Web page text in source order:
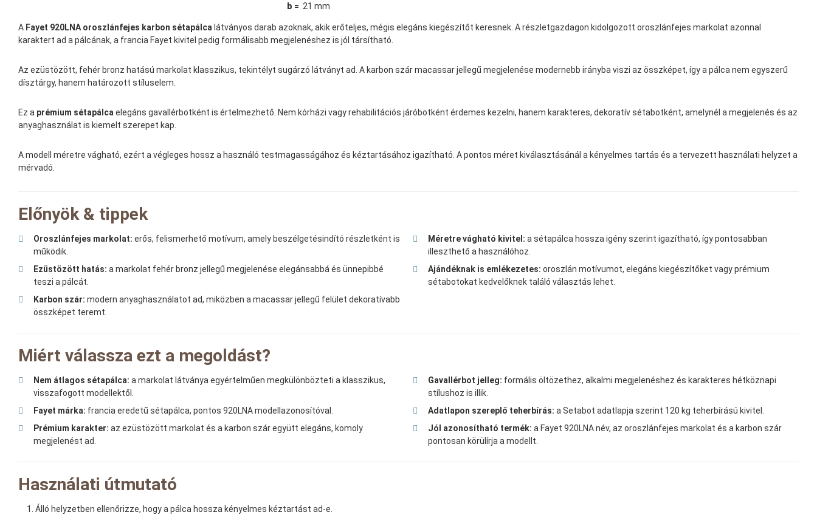
b = 21 mm
A Fayet 920LNA oroszlánfejes karbon sétapálca látványos darab azoknak, akik erőteljes, mégis elegáns kiegészítőt keresnek. A részletgazdagon kidolgozott oroszlánfejes markolat azonnal
karaktert ad a pálcának, a francia Fayet kivitel pedig formálisabb megjelenéshez is jól társítható.
Az ezüstözött, fehér bronz hatású markolat klasszikus, tekintélyt sugárzó látványt ad. A karbon szár macassar jellegű megjelenése modernebb irányba viszi az összképet, így a pálca nem egyszerű
dísztárgy, hanem határozott stíluselem.
Ez a prémium sétapálca elegáns gavallérbotként is értelmezhető. Nem kórházi vagy rehabilitációs járóbotként érdemes kezelni, hanem karakteres, dekoratív sétabotként, amelynél a megjelenés és az
anyaghasználat is kiemelt szerepet kap.
A modell méretre vágható, ezért a végleges hossz a használó testmagasságához és kéztartásához igazítható. A pontos méret kiválasztásánál a kényelmes tartás és a tervezett használati helyzet a
mérvadó.
Előnyök & tippek
Oroszlánfejes markolat: erős, felismerhető motívum, amely beszélgetésindító részletként is
működik.
Ezüstözött hatás: a markolat fehér bronz jellegű megjelenése elegánsabbá és ünnepibbé
teszi a pálcát.
Karbon szár: modern anyaghasználatot ad, miközben a macassar jellegű felület dekoratívabb
összképet teremt.
Méretre vágható kivitel: a sétapálca hossza igény szerint igazítható, így pontosabban
illeszthető a használóhoz.
Ajándéknak is emlékezetes: oroszlán motívumot, elegáns kiegészítőket vagy prémium
sétabotokat kedvelőknek találó választás lehet.
Miért válassza ezt a megoldást?
Nem átlagos sétapálca: a markolat látványa egyértelműen megkülönbözteti a klasszikus,
visszafogott modellektől.
Fayet márka: francia eredetű sétapálca, pontos 920LNA modellazonosítóval.
Prémium karakter: az ezüstözött markolat és a karbon szár együtt elegáns, komoly
megjelenést ad.
Gavallérbot jelleg: formális öltözethez, alkalmi megjelenéshez és karakteres hétköznapi
stílushoz is illik.
Adatlapon szereplő teherbírás: a Setabot adatlapja szerint 120 kg teherbírású kivitel.
Jól azonosítható termék: a Fayet 920LNA név, az oroszlánfejes markolat és a karbon szár
pontosan körülírja a modellt.
Használati útmutató
Álló helyzetben ellenőrizze, hogy a pálca hossza kényelmes kéztartást ad-e.